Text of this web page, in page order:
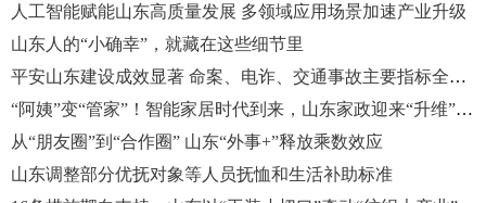
人工智能赋能山东高质量发展 多领域应用场景加速产业升级
山东人的“小确幸”，就藏在这些细节里
平安山东建设成效显著 命案、电诈、交通事故主要指标全面下降
“阿姨”变“管家”！智能家居时代到来，山东家政迎来“升维”革命
从“朋友圈”到“合作圈” 山东“外事+”释放乘数效应
山东调整部分优抚对象等人员抚恤和生活补助标准